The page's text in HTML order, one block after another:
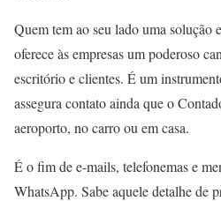
Quem tem ao seu lado uma solução
oferece às empresas um poderoso
escritório e clientes. É um
assegura contato ainda que o
aeroporto, no carro ou em casa.
É o fim de e-mails, telefonemas e
WhatsApp. Sabe aquele detalhe de